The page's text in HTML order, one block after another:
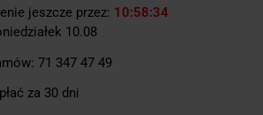
jeszcze przez: 10 58 33
10.08
71 347 47 49
za 30 dni